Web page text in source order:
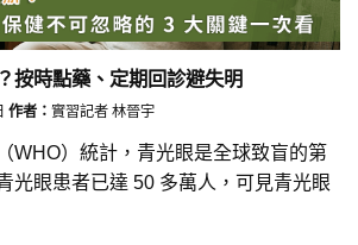
按時點藥、定期回診避失明
作者： 實習記者 林晉宇
WHO）統計，青光眼是全球致盲的第
光眼患者已達 50 多萬人，可見青光眼